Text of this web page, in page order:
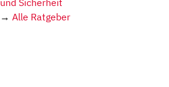
und Sicherheit
→ Alle Ratgeber